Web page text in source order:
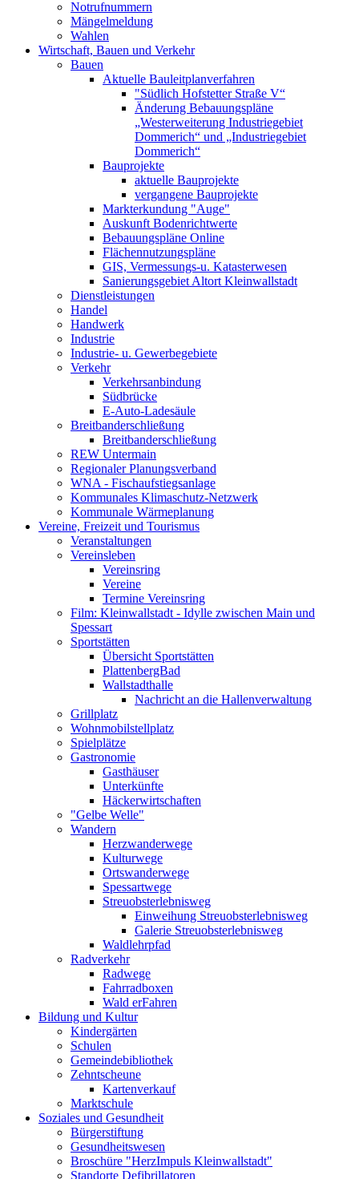
Notrufnummern
Mängelmeldung
Wahlen
Wirtschaft, Bauen und Verkehr
Bauen
Aktuelle Bauleitplanverfahren
"Südlich Hofstetter Straße V“
Änderung Bebauungspläne
„Westerweiterung Industriegebiet
Dommerich“ und „Industriegebiet
Dommerich“
Bauprojekte
aktuelle Bauprojekte
vergangene Bauprojekte
Markterkundung "Auge"
Auskunft Bodenrichtwerte
Bebauungspläne Online
Flächennutzungspläne
GIS, Vermessungs-u. Katasterwesen
Sanierungsgebiet Altort Kleinwallstadt
Dienstleistungen
Handel
Handwerk
Industrie
Industrie- u. Gewerbegebiete
Verkehr
Verkehrsanbindung
Südbrücke
E-Auto-Ladesäule
Breitbanderschließung
Breitbanderschließung
REW Untermain
Regionaler Planungsverband
WNA - Fischaufstiegsanlage
Kommunales Klimaschutz-Netzwerk
Kommunale Wärmeplanung
Vereine, Freizeit und Tourismus
Veranstaltungen
Vereinsleben
Vereinsring
Vereine
Termine Vereinsring
Film: Kleinwallstadt - Idylle zwischen Main und
Spessart
Sportstätten
Übersicht Sportstätten
PlattenbergBad
Wallstadthalle
Nachricht an die Hallenverwaltung
Grillplatz
Wohnmobilstellplatz
Spielplätze
Gastronomie
Gasthäuser
Unterkünfte
Häckerwirtschaften
"Gelbe Welle"
Wandern
Herzwanderwege
Kulturwege
Ortswanderwege
Spessartwege
Streuobsterlebnisweg
Einweihung Streuobsterlebnisweg
Galerie Streuobsterlebnisweg
Waldlehrpfad
Radverkehr
Radwege
Fahrradboxen
Wald erFahren
Bildung und Kultur
Kindergärten
Schulen
Gemeindebibliothek
Zehntscheune
Kartenverkauf
Marktschule
Soziales und Gesundheit
Bürgerstiftung
Gesundheitswesen
Broschüre "HerzImpuls Kleinwallstadt"
Standorte Defibrillatoren